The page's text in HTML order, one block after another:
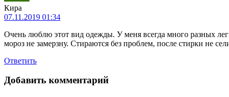
Кира
07.11.2019 01:34
Очень люблю этот вид одежды. У меня всегда много разных
мороз не замерзну. Стираются без проблем, после стирки не
Ответить
Добавить комментарий